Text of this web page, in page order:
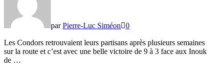
parPierre-Luc Siméon 0
Les Condors retrouvaient leurs partisans après plusieurs semaines
sur la route et c’est avec une belle victoire de 9 à 3 face aux Inouk
de …